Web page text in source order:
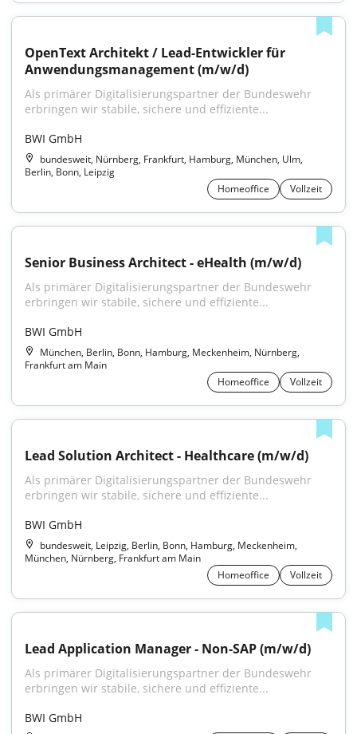
OpenText Architekt / Lead-Entwickler für
Anwendungsmanagement (m/w/d)
Als primärer Digitalisierungspartner der Bundeswehr
erbringen wir stabile, sichere und effiziente...
BWI GmbH
bundesweit, Nürnberg, Frankfurt, Hamburg, München, Ulm,
Berlin, Bonn, Leipzig
Homeoffice
Vollzeit
Senior Business Architect - eHealth (m/w/d)
Als primärer Digitalisierungspartner der Bundeswehr
erbringen wir stabile, sichere und effiziente...
BWI GmbH
München, Berlin, Bonn, Hamburg, Meckenheim, Nürnberg,
Frankfurt am Main
Homeoffice
Vollzeit
Lead Solution Architect - Healthcare (m/w/d)
Als primärer Digitalisierungspartner der Bundeswehr
erbringen wir stabile, sichere und effiziente...
BWI GmbH
bundesweit, Leipzig, Berlin, Bonn, Hamburg, Meckenheim,
München, Nürnberg, Frankfurt am Main
Homeoffice
Vollzeit
Lead Application Manager - Non-SAP (m/w/d)
Als primärer Digitalisierungspartner der Bundeswehr
erbringen wir stabile, sichere und effiziente...
BWI GmbH